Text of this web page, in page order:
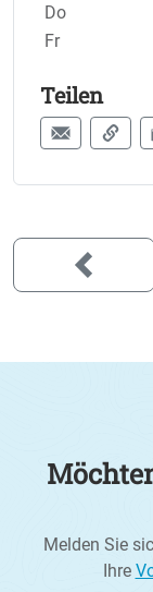
Do
Fr
Teilen
Melden Sie
Ihre